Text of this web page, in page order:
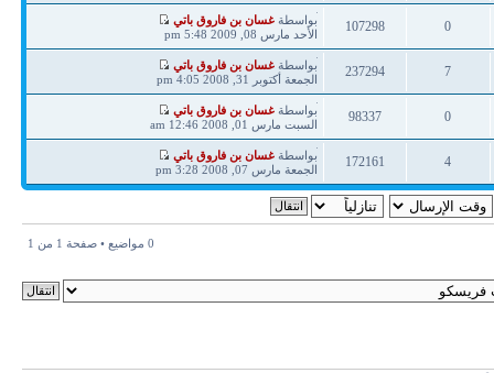
ردود
مشاهدات
0
ردود
107298
مشاهدات
آخر
مشاركة
بواسطةغسان بن فاروق باتي
الأحد مارس 08, 2009 5:48 pm
7
ردود
237294
مشاهدات
آخر
مشاركة
بواسطةغسان بن فاروق باتي
الجمعة أكتوبر 31, 2008 4:05 pm
0
ردود
98337
مشاهدات
آخر
مشاركة
بواسطةغسان بن فاروق باتي
السبت مارس 01, 2008 12:46 am
4
ردود
172161
مشاهدات
آخر
مشاركة
بواسطةغسان بن فاروق باتي
الجمعة مارس 07, 2008 3:28 pm
0 مواضيع • صفحة 1 من 1